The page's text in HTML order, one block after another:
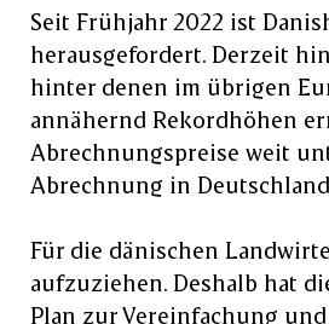
Seit Frühjahr 2022 ist
herausgefordert. Derzeit
hinter denen im übrigen
annähernd Rekordhöhen
Abrechnungspreise weit
Abrechnung in Deutschland.
Für die dänischen
aufzuziehen. Deshalb hat
Plan zur Vereinfachung